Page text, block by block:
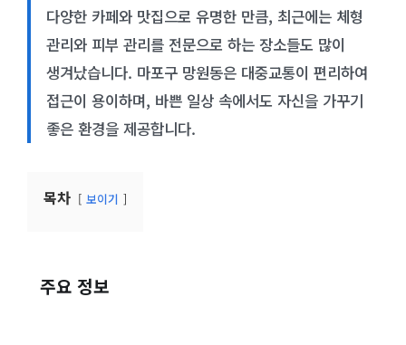
다양한 카페와 맛집으로 유명한 만큼, 최근에는 체형
관리와 피부 관리를 전문으로 하는 장소들도 많이
생겨났습니다. 마포구 망원동은 대중교통이 편리하여
접근이 용이하며, 바쁜 일상 속에서도 자신을 가꾸기
좋은 환경을 제공합니다.
목차 보이기
주요 정보